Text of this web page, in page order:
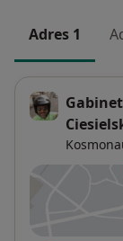
Adres 1